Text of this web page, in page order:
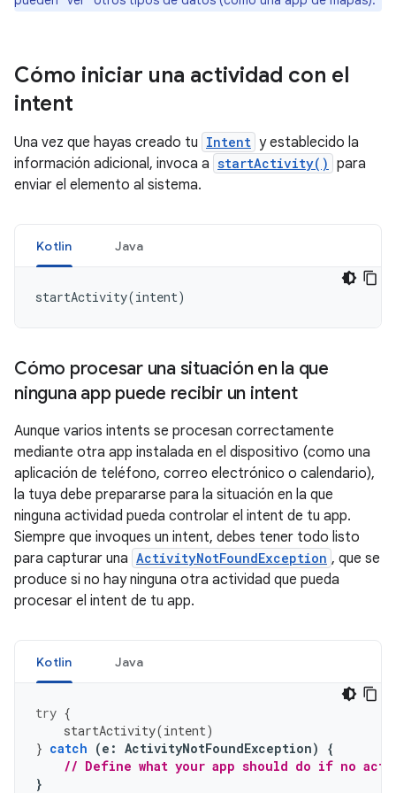
Cómo iniciar una actividad con el
intent
Una vez que hayas creado tu Intent y establecido la
información adicional, invoca a startActivity() para
enviar el elemento al sistema.
Kotlin Java
startActivity(intent)
Cómo procesar una situación en la que
ninguna app puede recibir un intent
Aunque varios intents se procesan correctamente
mediante otra app instalada en el dispositivo (como una
aplicación de teléfono, correo electrónico o calendario),
la tuya debe prepararse para la situación en la que
ninguna actividad pueda controlar el intent de tu app.
Siempre que invoques un intent, debes tener todo listo
para capturar una ActivityNotFoundException , que se
produce si no hay ninguna otra actividad que pueda
procesar el intent de tu app.
Kotlin Java
try {
startActivity(intent)
} catch (e : ActivityNotFoundException)
{
// Define what your app should do if no
}